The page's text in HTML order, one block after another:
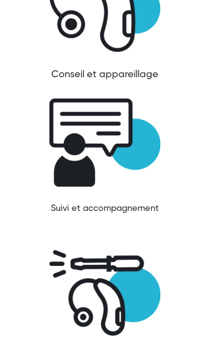
Conseil et appareillage
Suivi et accompagnement